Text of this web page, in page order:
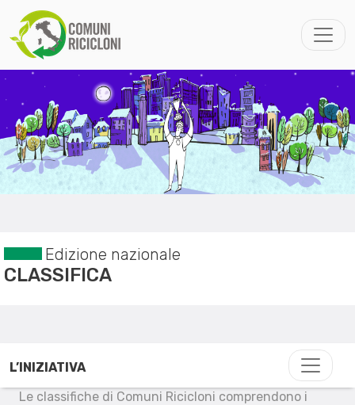
Edizione nazionale
CLASSIFICA
L’INIZIATIVA
Le classifiche di Comuni Ricicloni comprendono i